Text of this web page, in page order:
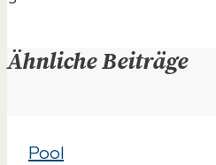
Ähnliche Beiträge
Pool